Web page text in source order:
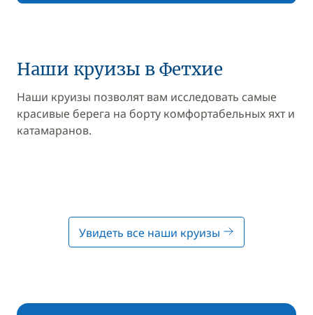
Наши круизы в Фетхие
Наши круизы позволят вам исследовать самые
красивые берега на борту комфортабельных яхт и
катамаранов.
Увидеть все наши круизы